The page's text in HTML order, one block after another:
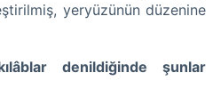
yeryüzünün düzenine
denildiğinde şunlar